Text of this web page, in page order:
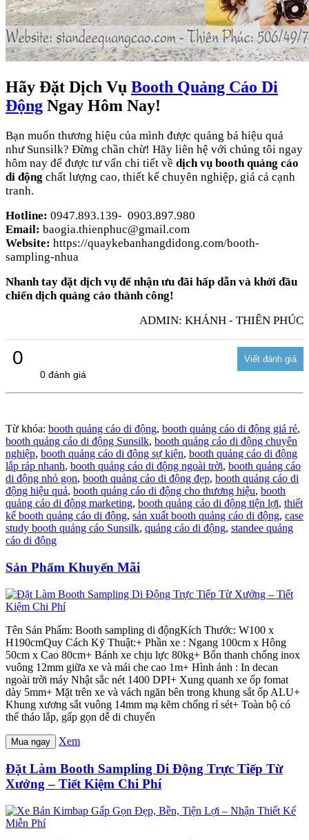
Hãy Đặt Dịch Vụ Booth Quảng Cáo Di
Động Ngay Hôm Nay!
Bạn muốn thương hiệu của mình được quảng bá hiệu quả
như Sunsilk? Đừng chần chừ! Hãy liên hệ với chúng tôi ngay
hôm nay để được tư vấn chi tiết về dịch vụ booth quảng cáo
di động chất lượng cao, thiết kế chuyên nghiệp, giá cả cạnh
tranh.
Hotline: 0947.893.139- 0903.897.980
Email: baogia.thienphuc@gmail.com
Website: https://quaykebanhangdidong.com/booth-
sampling-nhua
Nhanh tay đặt dịch vụ để nhận ưu đãi hấp dẫn và khởi đầu
chiến dịch quảng cáo thành công!
ADMIN: KHÁNH - THIÊN PHÚC
0
0 đánh giá
Từ khóa: booth quảng cáo di động, booth quảng cáo di động giá rẻ,
booth quảng cáo di động Sunsilk, booth quảng cáo di động chuyên
nghiệp, booth quảng cáo di động sự kiện, booth quảng cáo di động
lắp ráp nhanh, booth quảng cáo di động ngoài trời, booth quảng cáo
di động nhỏ gọn, booth quảng cáo di động đẹp, booth quảng cáo di
động hiệu quả, booth quảng cáo di động cho thương hiệu, booth
quảng cáo di động marketing, booth quảng cáo di động tiện lợi, thiết
kế booth quảng cáo di động, sản xuất booth quảng cáo di động, case
study booth quảng cáo Sunsilk, quảng cáo di động, standee quảng
cáo di động
Sản Phẩm Khuyến Mãi
Tên Sản Phẩm: Booth sampling di độngKích Thước: W100 x
H190cmQuy Cách Kỹ Thuật:+ Phần xe : Ngang 100cm x Hông
50cm x Cao 80cm+ Bánh xe chịu lực 80kg+ Bốn thanh chống inox
vuông 12mm giữa xe và mái che cao 1m+ Hình ảnh : In decan
ngoài trời máy Nhật sắc nét 1400 DPI+ Xung quanh xe ốp fomat
dày 5mm+ Mặt trên xe và vách ngăn bên trong khung sắt ốp ALU+
Khung xương sắt vuông 14mm mạ kẽm chống rỉ sét+ Toàn bộ có
thể tháo lắp, gấp gọn dễ di chuyển
Mua ngay Xem
Đặt Làm Booth Sampling Di Động Trực Tiếp Từ
Xưởng – Tiết Kiệm Chi Phí